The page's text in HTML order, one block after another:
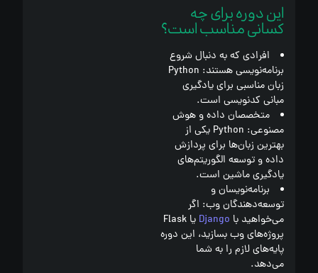
این دوره برای چه
کسانی مناسب است؟
افرادی که به دنبال شروع
برنامه‌نویسی هستند:Python
زبان مناسبی برای یادگیری
مبانی کدنویسی است.
متخصصان داده و هوش
مصنوعی:
Python یکی از
بهترین زبان‌ها برای پردازش
داده و توسعه الگوریتم‌های
یادگیری ماشین است.
برنامه‌نویسان و
توسعه‌دهندگان وب:اگر
می‌خواهید باDjango
یا Flask
پروژه‌های وب بسازید، این دوره
پایه‌های لازم را به شما
می‌دهد.